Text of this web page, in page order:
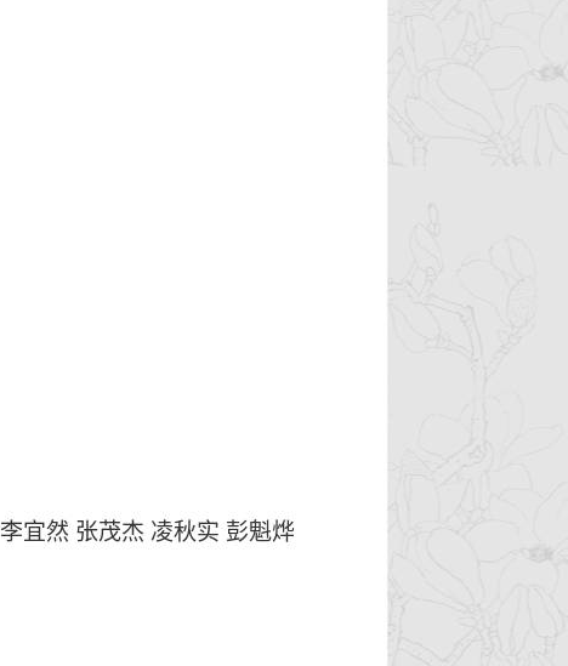
李宜然 张茂杰 凌秋实 彭魁烨